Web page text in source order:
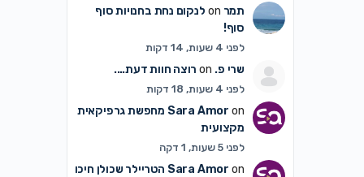
תמר
לנקום נחת בחנויות סוף
סוף!
לפני 4 שעות, 14 דקות
שרי פ. רוצה חוות דעת….
לפני 4 שעות, 18 דקות
Sara Amor on
מחפשת גרפיקאית
מקצועית
לפני 5 שעות, 1 דקה
Sara Amor on
הטריילר שכולן חיכו